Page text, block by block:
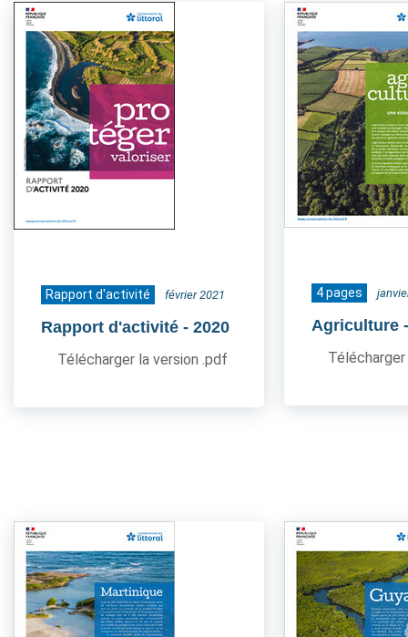
Rapport d'activité février 2021
Rapport d'activité - 2020
Télécharger la version .pdf
4 pages
Agriculture